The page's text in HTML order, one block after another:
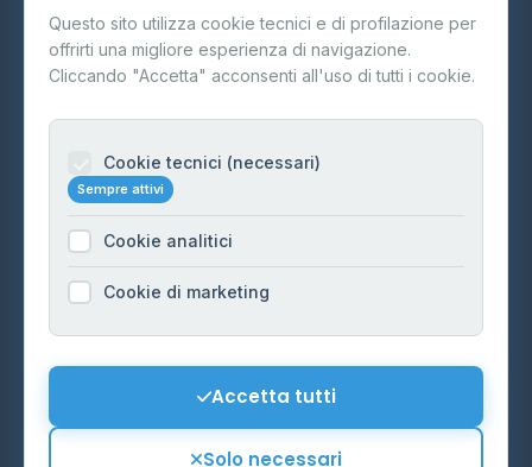
FAQ
Contatti
Informazioni legali
Cookie Policy
Preferenze Cookie
Mappa del sito
Questo sito utilizza cookie tecnici e di profilazione per
offrirti una migliore esperienza di navigazione.
Cliccando "Accetta" acconsenti all'uso di tutti i cookie.
Cookie tecnici (necessari)
Sempre attivi
Cookie analitici
Cookie di marketing
Accetta tutti
Solo necessari